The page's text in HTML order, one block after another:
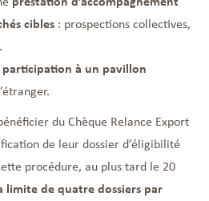
cibles : prospections collectives,
participation à un pavillon
du Chèque Relance Export
de leur dossier d’éligibilité
procédure, au plus tard le 20
limite de quatre dossiers par